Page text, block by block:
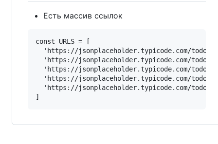
Есть массив ссылок
const URLS = [
'https://jsonplaceholder.typicode.com/todos/
'https://jsonplaceholder.typicode.com/todos/
'https://jsonplaceholder.typicode.com/todos/
'https://jsonplaceholder.typicode.com/todos/
'https://jsonplaceholder.typicode.com/todos/